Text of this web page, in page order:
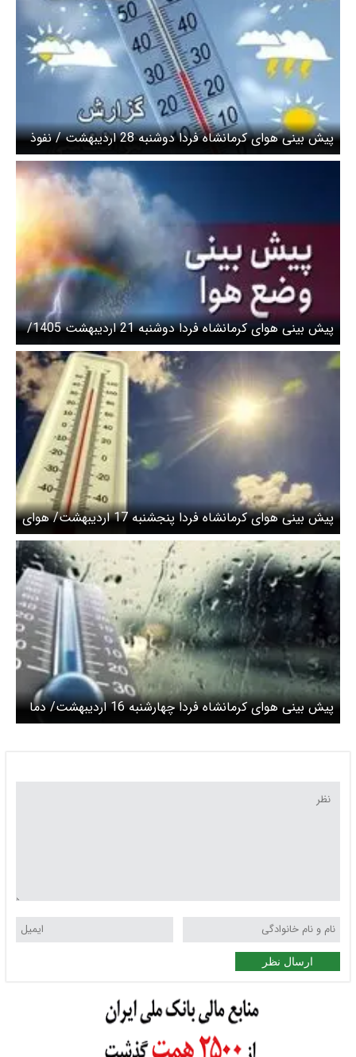
پیش بینی هوای کرمانشاه فردا دوشنبه 28 اردیبهشت / نفوذ
گردوغبار به جو منطقه
پیش بینی هوای کرمانشاه فردا دوشنبه 21 اردیبهشت 1405/
ورود ۲ موج ناپایدار به استان
پیش بینی هوای کرمانشاه فردا پنجشنبه 17 اردیبهشت/ هوای
پایدار تا یکشنبه ادامه دارد
پیش بینی هوای کرمانشاه فردا چهارشنبه 16 اردیبهشت/ دما
کاهشی می شود
ارسال نظر